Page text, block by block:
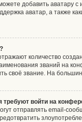
добавить аватару
аватар, а также
количество
званий на
своё звание. На
требуют войти на
отправлять email-